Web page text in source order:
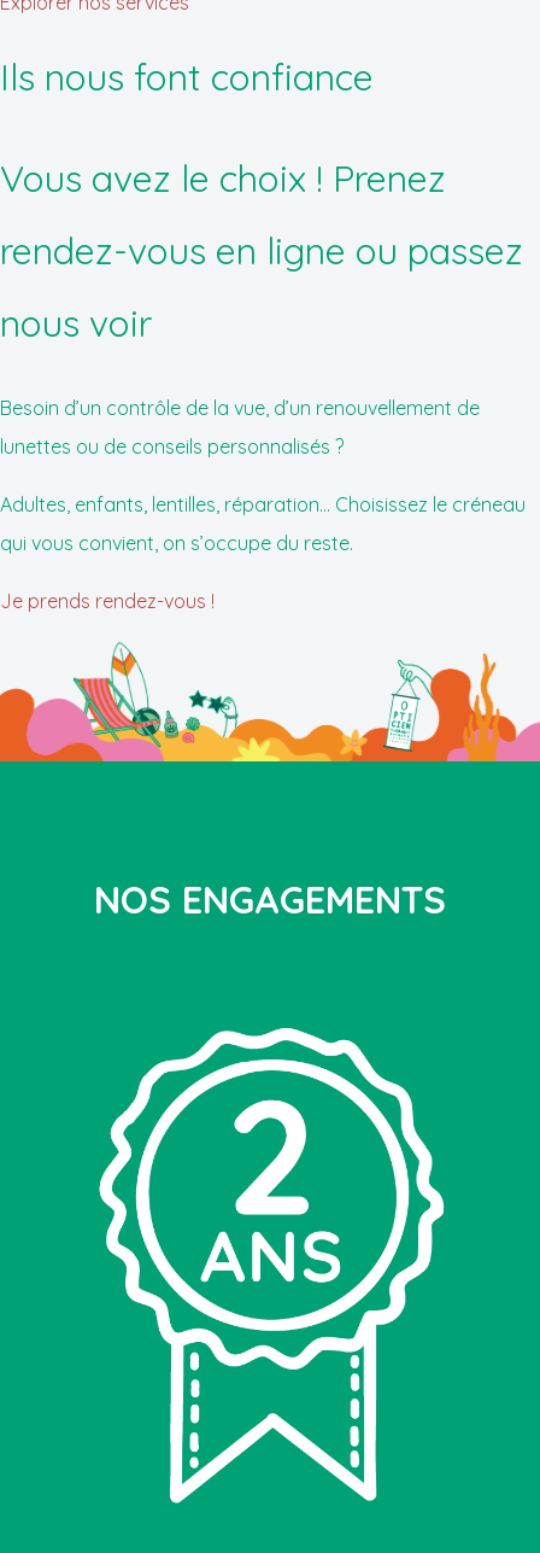
Ils nous font confiance
Vous avez le choix ! Prenez
rendez-vous en ligne ou passez
nous voir
Besoin d’un contrôle de la vue, d’un renouvellement de
lunettes ou de conseils personnalisés ?
Adultes, enfants, lentilles, réparation... Choisissez le créneau
qui vous convient, on s’occupe du reste.
Je prends rendez-vous !
NOS ENGAGEMENTS